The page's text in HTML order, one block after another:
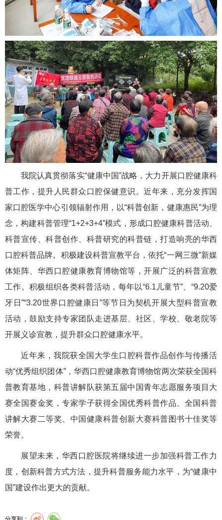
我院认真贯彻落实“健康中国”战略，大力开展口腔健康科
普工作，提升人民群众口腔保健意识。近年来，充分发挥国
家口腔医学中心引领辐射作用，以“科普创新，健康惠民”为理
念，构建科普管理“1+2+3+4”模式，形成口腔健康科普活动、
科普宣传、科普创作、科普研究的科普链，打造响亮的华西
口腔科普品牌。积极建设科普宣教平台，依托“一网三微”新媒
体矩阵、华西口腔健康教育博物馆等，开展广泛的科普宣教
工作。积极组织各类科普活动，每年以“6.1儿童节”、“9.20爱
牙日”“3.20世界口腔健康日”等节日为契机开展大型科普宣教
活动，鼓励支持专家团队走进基层、社区、学校、敬老院等
开展义诊宣教，提升群众口腔健康水平。
近年来，我院获全国大学生口腔科普作品创作与传播活
动“优秀组织团体”，华西口腔健康教育博物馆两次荣获全国科
普教育基地，科普讲解队获第五届中国青年志愿服务项目大
赛全国赛金奖，专家学子获得全国优秀科普作品、全国科普
讲解大赛二等奖、中国健康科普创新大赛科普图书十佳奖等
荣誉。
展望未来，华西口腔医院将继续进一步加强科普工作力
度，创新科普方式方法，提升科普服务能力水平，为“健康中
国”建设作出更大的贡献。